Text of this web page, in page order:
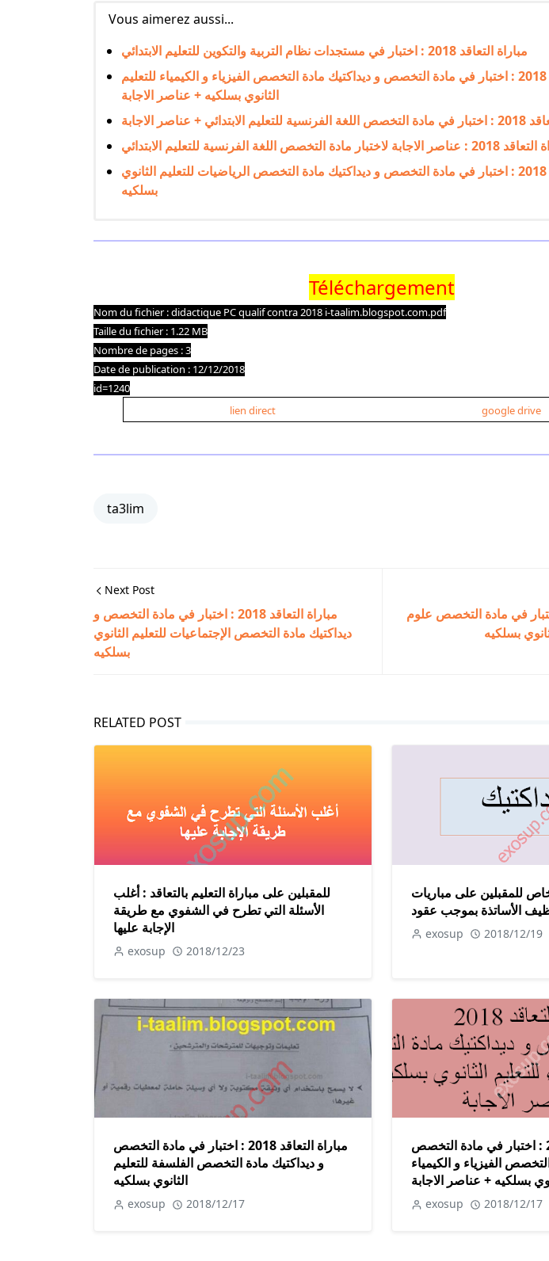
Vous aimerez aussi...
مباراة التعاقد 2018 : اختبار في مستجدات نظام التربية والتكوين للتعليم الابتدائي
مباراة التعاقد 2018 : اختبار في مادة التخصص و ديداكتيك مادة التخصص الفيزياء و الكيمياء للتعليم
الثانوي بسلكيه + عناصر الاجابة
+ عناصر الاجابة
لاختبار مادة التخصص اللغة الفرنسية للتعليم الابتدائي
مباراة التعاقد 2018 : اختبار في مادة التخصص و ديداكتيك مادة التخصص الرياضيات للتعليم الثانوي
بسلكيه
Téléchargement
Nom du fichier : didactique PC qualif contra 2018 i-taalim.blogspot.com.pdf
Taille du fichier : 1.22 MB
Nombre de pages : 3
Date de publication : 12/12/2018
id=1240
lien direct
google drive
ta3lim
Next Post
مباراة التعاقد 2018 : اختبار في مادة التخصص و
ديداكتيك مادة التخصص الإجتماعيات للتعليم الثانوي
بسلكيه
التعاقد 2018 : اختبار في مادة التخصص علوم
بسلكيه
RELATED POST
للمقبلين على مباراة التعليم بالتعاقد : أغلب
الأسئلة التي تطرح في الشفوي مع طريقة
الإجابة عليها
exosup 2018/12/23
للمقبلين على مباريات
الأساتذة بموجب عقود
exosup 2018/12/19
مباراة التعاقد 2018 : اختبار في مادة التخصص
و ديداكتيك مادة التخصص الفلسفة للتعليم
الثانوي بسلكيه
exosup 2018/12/17
مباراة التعاقد 2018 : اختبار في مادة التخصص
الفيزياء و الكيمياء
بسلكيه + عناصر الاجابة
exosup 2018/12/17